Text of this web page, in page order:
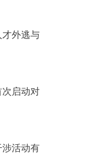
外逃与
启动对
活动有